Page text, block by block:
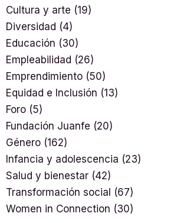
Cultura y arte (19)
Diversidad (4)
Educación (30)
Empleabilidad (26)
Emprendimiento (50)
Equidad e Inclusión (13)
Foro (5)
Fundación Juanfe (20)
Género (162)
Infancia y adolescencia (23)
Salud y bienestar (42)
Transformación social (67)
Women in Connection (30)